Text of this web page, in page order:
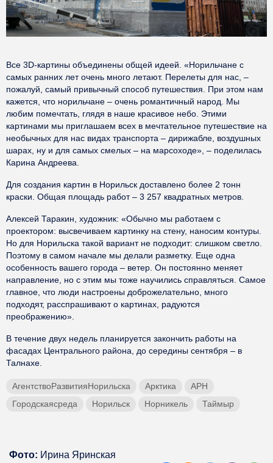
Все 3D-картины объединены общей идеей. «Норильчане с
самых ранних лет очень много летают. Перелеты для нас, –
пожалуй, самый привычный способ путешествия. При этом нам
кажется, что норильчане – очень романтичный народ. Мы
любим помечтать, глядя в наше красивое небо. Этими
картинами мы приглашаем всех в мечтательное путешествие на
необычных для нас видах транспорта – дирижабле, воздушных
шарах, ну и для самых смелых – на марсоходе», – поделилась
Карина Андреева.
Для создания картин в Норильск доставлено более 2 тонн
краски. Общая площадь работ – 3 257 квадратных метров.
Алексей Таракин, художник: «Обычно мы работаем с
проектором: высвечиваем картинку на стену, наносим контуры.
Но для Норильска такой вариант не подходит: слишком светло.
Поэтому в самом начале мы делали разметку. Еще одна
особенность вашего города – ветер. Он постоянно меняет
направление, но с этим мы тоже научились справляться. Самое
главное, что люди настроены доброжелательно, много
подходят, расспрашивают о картинах, радуются
преображению».
В течение двух недель планируется закончить работы на
фасадах Центрального района, до середины сентября – в
Талнахе.
АгентствоРазвитияНорильска Арктика
АРН
Городскаясреда
Норильск Норникель Таймыр
Фото: Ирина Яринская